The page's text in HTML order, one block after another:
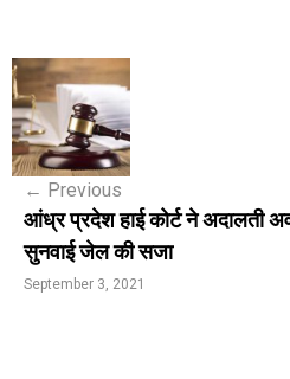
P
o
s
n
a
← Previous
आंध्र प्रदेश हाई कोर्ट ने अदालती
सुनवाई जेल की सजा
September 3, 2021